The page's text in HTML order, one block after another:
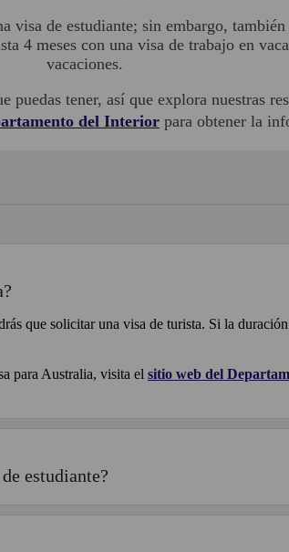
visa de estudiante; sin embargo, también
4 meses con una visa de trabajo en
vacaciones.
tener, así que explora nuestras
del Interior para obtener la
que solicitar una visa de turista. Si la
para Australia, visita el sitio web del
estudiante?